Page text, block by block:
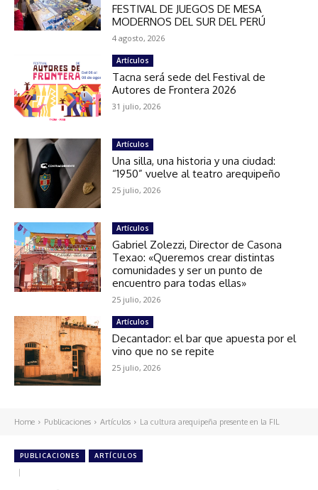
FESTIVAL DE JUEGOS DE MESA
MODERNOS DEL SUR DEL PERÚ
4 agosto, 2026
Artículos
Tacna será sede del Festival de
Autores de Frontera 2026
31 julio, 2026
Artículos
Una silla, una historia y una ciudad:
“1950” vuelve al teatro arequipeño
25 julio, 2026
Artículos
Gabriel Zolezzi, Director de Casona
Texao: «Queremos crear distintas
comunidades y ser un punto de
encuentro para todas ellas»
25 julio, 2026
Artículos
Decantador: el bar que apuesta por el
vino que no se repite
25 julio, 2026